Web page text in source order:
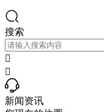
搜索


新闻资讯